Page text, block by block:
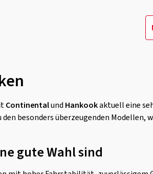
Continentalund Hankookaktuell eine
den besonders überzeugenden
gute Wahl sind